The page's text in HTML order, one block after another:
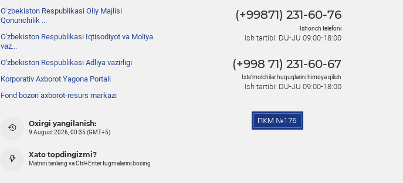
Oʼzbekiston Respublikasi Oliy Majlisi
Qonunchilik ...
O'zbekiston Respublikasi Iqtisodiyot va Moliya
vaz...
O'zbekiston Respublikasi Adliya vazirligi
Korporativ Axborot Yagona Portali
Fond bozori axborot-resurs markazi
Oxirgi yangilanish:
9 August 2026, 00:35 (GMT+5)
Xato topdingizmi?
Matnni tanlang va Ctrl+Enter tugmalarini bosing
(+99871) 231-60-76
Ishonch telefoni
Ish tartibi: DU-JU 09:00-18:00
(+998 71) 231-60-67
Iste'molchilar huquqlarini himoya qilish
Ish tartibi: DU-JU 09:00-18:00